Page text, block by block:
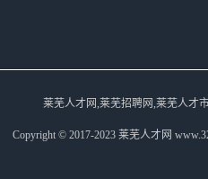
莱芜人才网,莱芜招聘网,莱芜人才
Copyright © 2017-2023 莱芜人才网